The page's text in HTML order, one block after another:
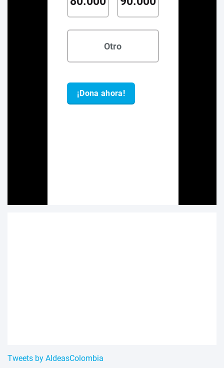
Tweets by AldeasColombia